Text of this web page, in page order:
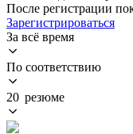
После регистрации
Зарегистрироваться
За всё время
По соответствию
20 резюме